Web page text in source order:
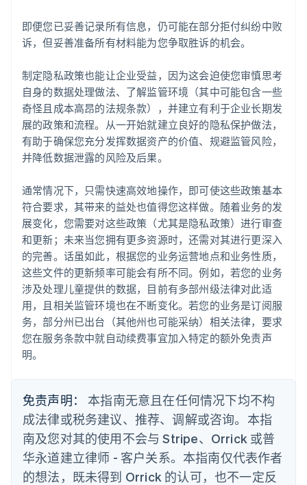
即便您已妥善记录所有信息，仍可能在部分拒付纠纷中败
诉，但妥善准备所有材料能为您争取胜诉的机会。
制定隐私政策也能让企业受益，因为这会迫使您审慎思考
自身的数据处理做法、了解监管环境（其中可能包含一些
奇怪且成本高昂的法规条款），并建立有利于企业长期发
展的政策和流程。从一开始就建立良好的隐私保护做法，
有助于确保您充分发挥数据资产的价值、规避监管风险，
并降低数据泄露的风险及后果。
通常情况下，只需快速高效地操作，即可使这些政策基本
符合要求，其带来的益处也值得您这样做。随着业务的发
展变化，您需要对这些政策（尤其是隐私政策）进行审查
和更新；未来当您拥有更多资源时，还需对其进行更深入
的完善。话虽如此，根据您的业务运营地点和业务性质，
这些文件的更新频率可能会有所不同。例如，若您的业务
涉及处理儿童提供的数据，目前有多部州级法律对此适
用，且相关监管环境也在不断变化。若您的业务是订阅服
务，部分州已出台（其他州也可能采纳）相关法律，要求
您在服务条款中就自动续费事宜加入特定的额外免责声
明。
免责声明：
本指南无意且在任何情况下均不构
成法律或税务建议、推荐、调解或咨询。本指
南及您对其的使用不会与 Stripe、Orrick 或普
华永道建立律师 - 客户关系。本指南仅代表作者
的想法，既未得到 Orrick 的认可，也不一定反
English
爱沙尼亚
奥地利
Deutsch English
澳大利亚
English
巴西
PortuguêsEnglish
保加利亚
NederlandsFrançaisDeutschEnglish
波兰
English
丹麦
English
德国
DeutschEnglish
法国
FrançaisEnglish
芬兰
EnglishSvenska
加拿大
English Français
捷克
English
克罗地亚
English Italiano
拉脱维亚
English